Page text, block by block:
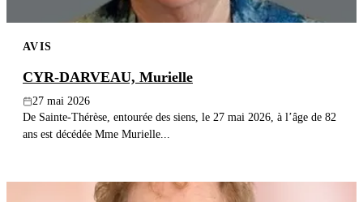
AVIS
CYR-DARVEAU, Murielle
27 mai 2026
De Sainte-Thérèse, entourée des siens, le 27 mai 2026, à l’âge de 82
ans est décédée Mme Murielle...